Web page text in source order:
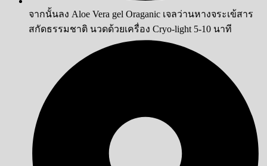
จากนั้นลง Aloe Vera gel Oraganic เจลว่านหางจระเข้สาร
สกัดธรรมชาติ นวดด้วยเครื่อง Cryo-light 5-10 นาที